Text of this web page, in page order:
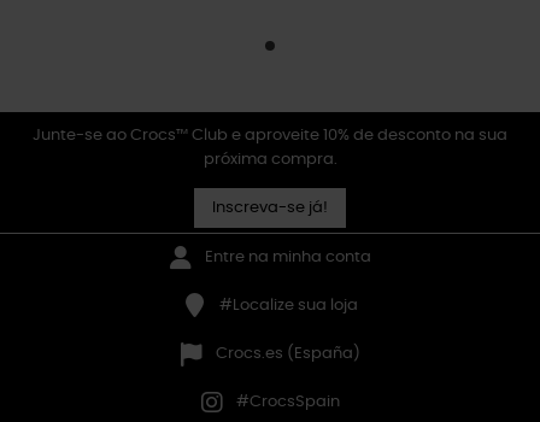
Junte-se ao Crocs™ Club e aproveite 10% de desconto na sua
próxima compra.
Inscreva-se já!
Entre na minha conta
#Localize sua loja
Crocs.es (España)
#CrocsSpain